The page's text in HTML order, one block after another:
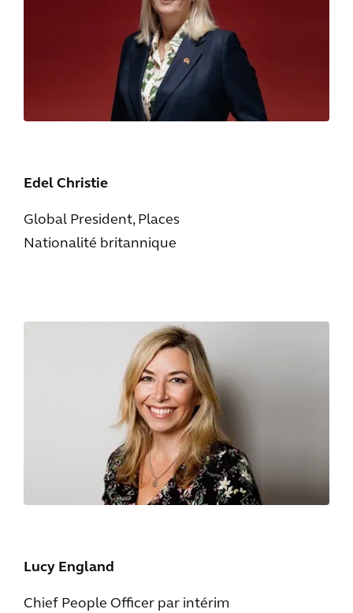
Edel Christie
Global President, Places
Nationalité britannique
Lucy England
Chief People Officer par intérim